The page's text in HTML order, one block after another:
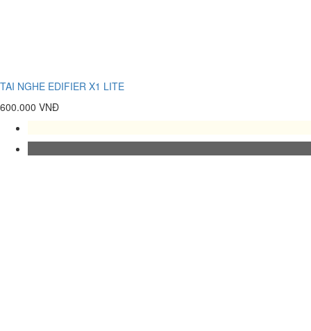
TAI NGHE EDIFIER X1 LITE
600.000 VNĐ